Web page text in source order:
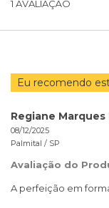
1 AVALIAÇÃO
Eu recomendo
Regiane Marques
08/12/2025
Palmital / SP
Avaliação do
A perfeição em